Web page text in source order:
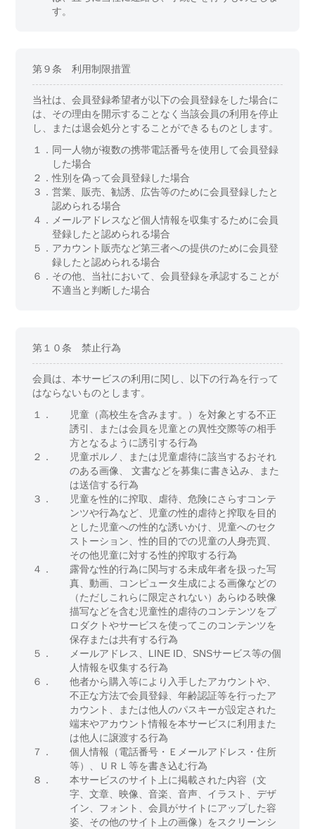
す。
第９条 利用制限措置
当社は、会員登録希望者が以下の会員登録をした場合に
は、その理由を開示することなく当該会員の利用を停止
し、または退会処分とすることができるものとします。
１． 同一人物が複数の携帯電話番号を使用して会員登録
した場合
２．性別を偽って会員登録した場合
３．営業、販売、勧誘、広告等のために会員登録したと
認められる場合
４．
メールアドレスなど個人情報を収集するために会員
登録したと認められる場合
５． アカウント販売など第三者への提供のために会員登
録したと認められる場合
６． その他、当社において、会員登録を承認することが
不適当と判断した場合
第１０条 禁止行為
会員は、本サービスの利用に関し、以下の行為を行って
はならないものとします。
１．
児童（高校生を含みます。）を対象とする不正
誘引、または会員を児童との異性交際等の相手
方となるように誘引する行為
２．
児童ポルノ、または児童虐待に該当するおそれ
のある画像、 文書などを募集に書き込み、また
は送信する行為
３．
児童を性的に搾取、虐待、危険にさらすコンテ
ンツや行為など、児童の性的虐待と搾取を目的
とした児童への性的な誘いかけ、児童へのセク
ストーション、性的目的での児童の人身売買、
その他児童に対する性的搾取する行為
４．
露骨な性的行為に関与する未成年者を扱った写
真、動画、コンピュータ生成による画像などの
（ただしこれらに限定されない）あらゆる映像
描写などを含む児童性的虐待のコンテンツをプ
ロダクトやサービスを使ってこのコンテンツを
保存または共有する行為
５．
メールアドレス、LINE ID、SNSサービス等の個
人情報を収集する行為
６．
他者から購入等により入手したアカウントや、
不正な方法で会員登録、年齢認証等を行ったア
カウント、または他人のパスキーが設定された
端末やアカウント情報を本サービスに利用また
は他人に譲渡する行為
７．
個人情報（電話番号・Ｅメールアドレス・住所
等）、ＵＲＬ等を書き込む行為
８．
本サービスのサイト上に掲載された内容（文
字、文章、映像、音楽、音声、イラスト、デザ
イン、フォント、会員がサイトにアップした容
姿、その他のサイト上の画像）をスクリーンシ